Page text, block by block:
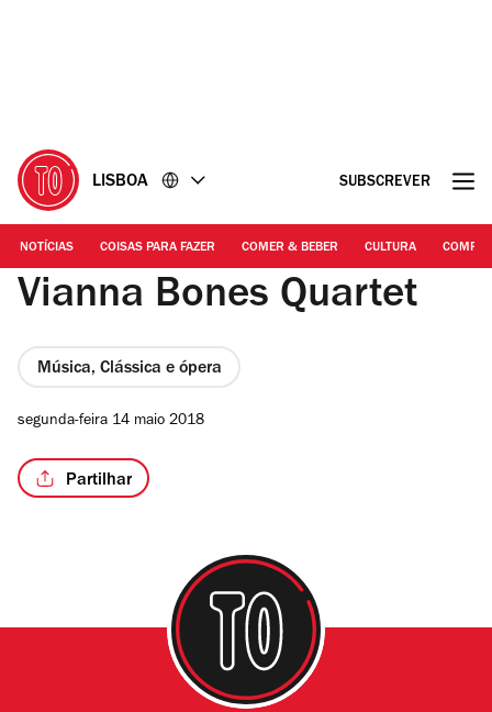
LISBOA SUBSCREVER
NOTÍCIAS COISAS PARA FAZER COMER & BEBER CULTURA
Vianna Bones Quartet
Música, Clássica e ópera
segunda-feira 14 maio 2018
Partilhar